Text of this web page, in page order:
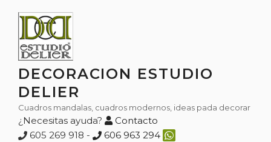
contenido
DECORACION ESTUDIO
DELIER
Cuadros mandalas, cuadros modernos, ideas pada decorar
¿Necesitas ayuda?
Contacto
605 269 918 -
606 963 294